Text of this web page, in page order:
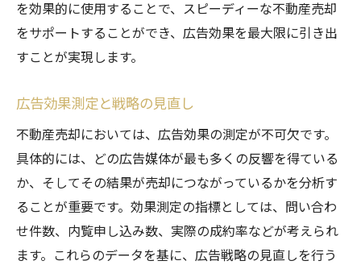
を効果的に使用することで、スピーディーな不動産売却
をサポートすることができ、広告効果を最大限に引き出
すことが実現します。
広告効果測定と戦略の見直し
不動産売却においては、広告効果の測定が不可欠です。
具体的には、どの広告媒体が最も多くの反響を得ている
か、そしてその結果が売却につながっているかを分析す
ることが重要です。効果測定の指標としては、問い合わ
せ件数、内覧申し込み数、実際の成約率などが考えられ
ます。これらのデータを基に、広告戦略の見直しを行う